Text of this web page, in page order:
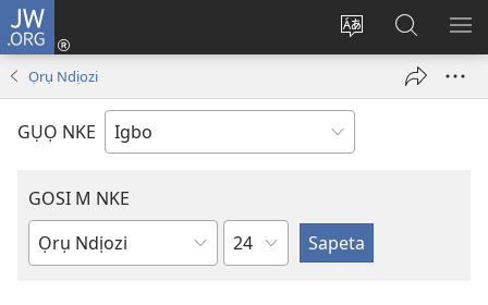
JW.ORG
Gbanwee
Banye
(ga-
ebe
anọ
gụọ
Chọọ
Ihe
na
Ọrụ Ndịozi
GỤỌ NKE
GOSI M NKE
Akwụkwọ
Isiokwu